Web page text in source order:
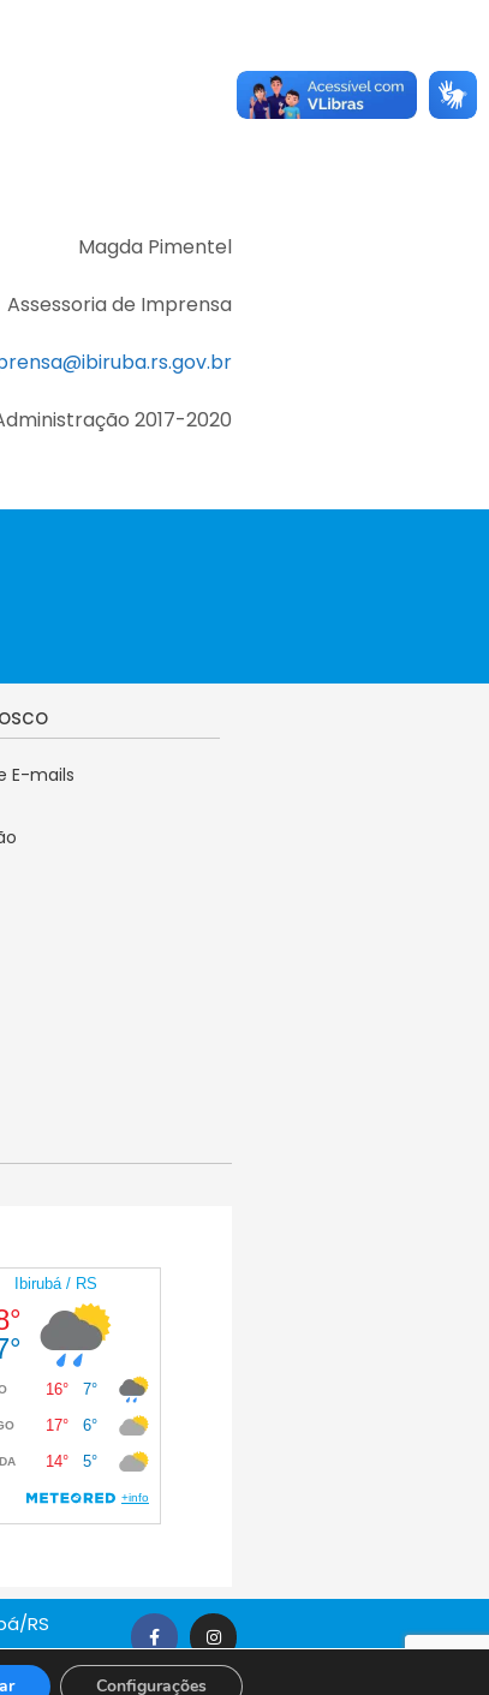
Magda Pimentel
Assessoria de Imprensa
2017-2020
E-mails
RS
Configurações